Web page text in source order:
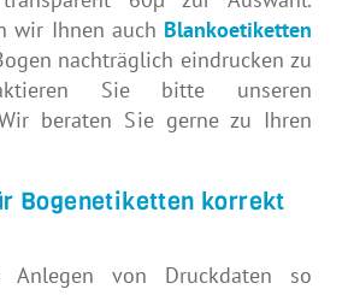
wir Ihnen auch Blankoetiketten
nachträglich eindrucken zu
Sie bitte unseren
beraten Sie gerne zu Ihren
Bogenetiketten korrekt
von Druckdaten so